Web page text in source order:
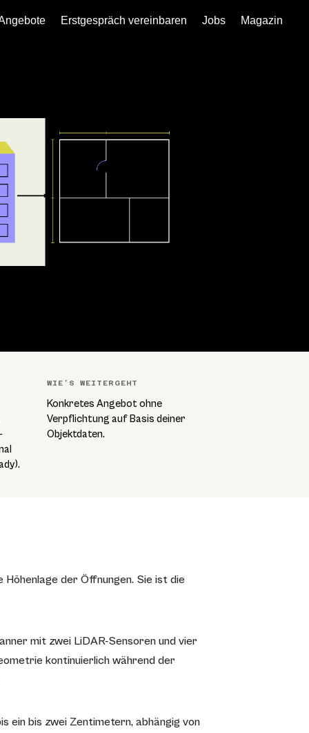
Erstgespräch vereinbaren Jobs Magazin
WIE’S WEITERGEHT
Konkretes Angebot ohne
Verpflichtung auf Basis deiner
Objektdaten.
der Öffnungen. Sie ist die
mit zwei LiDAR-Sensoren und vier
kontinuierlich während der
ein bis zwei Zentimetern, abhängig von